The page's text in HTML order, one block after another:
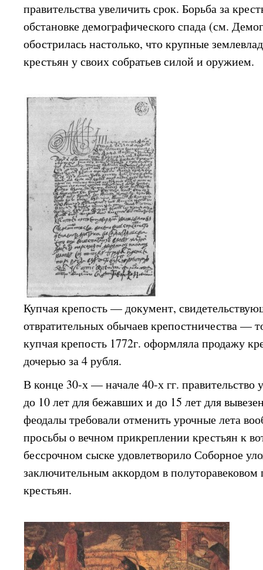
правительства увеличить срок. Борьба за
обстановке демографического спада (см.
обострилась настолько, что крупные
крестьян у своих собратьев силой и оружием.
Купчая крепость — документ,
отвратительных обычаев крепостничества —
купчая крепость 1772г. оформляла продажу
дочерью за 4 рубля.
В конце 30-х — начале 40-х гг. правительство
до 10 лет для бежавших и до 15 лет для
феодалы требовали отменить урочные лета
просьбы о вечном прикреплении крестьян к
бессрочном сыске удовлетворило Соборное
заключительным аккордом в
крестьян.